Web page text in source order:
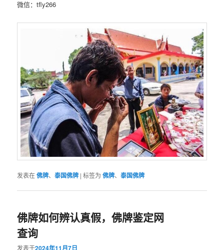
微信：tfly266
发表在佛牌、泰国佛牌 |标签为 佛牌、泰国佛牌
佛牌如何辨认真假，佛牌鉴定网
查询
发表于2024年11月7日